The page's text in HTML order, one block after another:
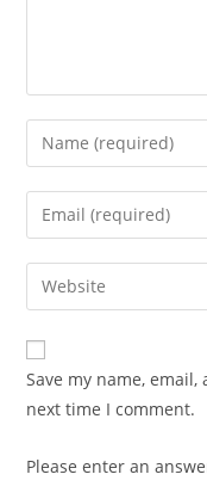
Enter
your
name
comment
Enter
your
email
address
comment
Enter
your
website
URL
(optional)
Save my name,
next time I comment.
Please enter an